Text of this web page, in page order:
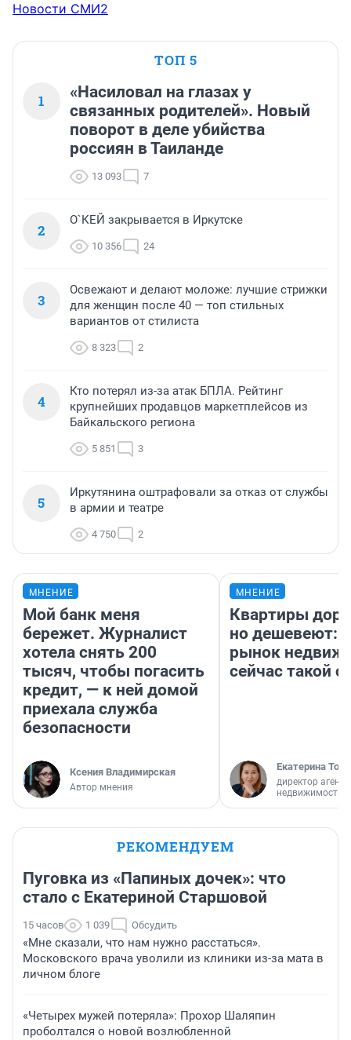
Новости СМИ2
ТОП 5
1
«Насиловал на глазах у
связанных родителей». Новый
поворот в деле убийства
россиян в Таиланде
13 093 7
2
О`КЕЙ закрывается в Иркутске
10 356 24
3
Освежают и делают моложе: лучшие стрижки
для женщин после 40 — топ стильных
вариантов от стилиста
8 323 2
4
Кто потерял из-за атак БПЛА. Рейтинг
крупнейших продавцов маркетплейсов из
Байкальского региона
5 851 3
5
Иркутянина оштрафовали за отказ от службы
в армии и театре
4 750 2
МНЕНИЕ
Мой банк меня
бережет. Журналист
хотела снять 200
тысяч, чтобы погасить
кредит, — к ней домой
приехала служба
безопасности
Ксения Владимирская
Автор мнения
МНЕНИЕ
Квартиры
но дешевеют:
рынок
сейчас такой
Екатерина
директор
недвижимости
РЕКОМЕНДУЕМ
Пуговка из «Папиных дочек»: что
стало с Екатериной Старшовой
15 часов 1 039 Обсудить
«Мне сказали, что нам нужно расстаться».
Московского врача уволили из клиники из-за мата в
личном блоге
«Четырех мужей потеряла»: Прохор Шаляпин
проболтался о новой возлюбленной